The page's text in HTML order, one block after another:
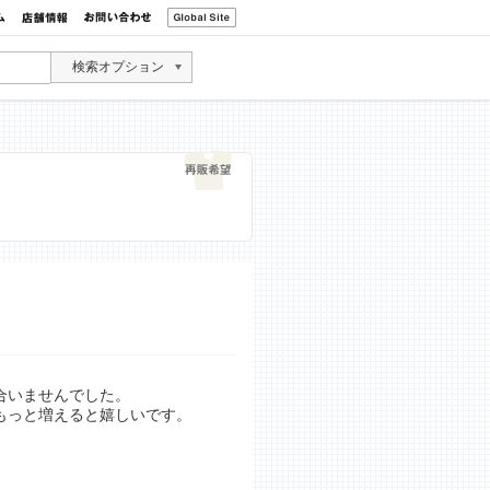
検索オプション
ませんでした。
と増えると嬉しいです。